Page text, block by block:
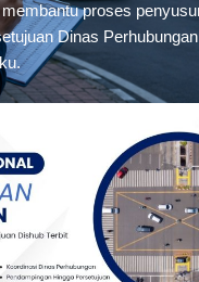
proses
Dinas